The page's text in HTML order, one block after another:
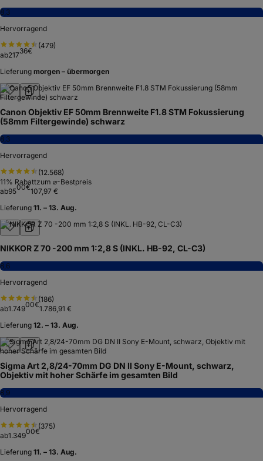
8,3
Hervorragend
(479)
ab21736€
Lieferung morgen – übermorgen
Canon Objektiv EF 50mm Brennweite F1.8 STM Fokussierung
(58mm Filtergewinde) schwarz
8,3
Hervorragend
(12.568)
11% Rabattzum ⌀-Bestpreis
ab9500€107,97 €
Lieferung 11. – 13. Aug.
NIKKOR Z 70 -200 mm 1:2,8 S (INKL. HB-92, CL-C3)
8,6
Hervorragend
(186)
ab1.74900€1.786,91 €
Lieferung 12. – 13. Aug.
Sigma Art 2,8/24-70mm DG DN II Sony E-Mount, schwarz,
Objektiv mit hoher Schärfe im gesamten Bild
8,9
Hervorragend
(375)
ab1.34900€
Lieferung 11. – 13. Aug.